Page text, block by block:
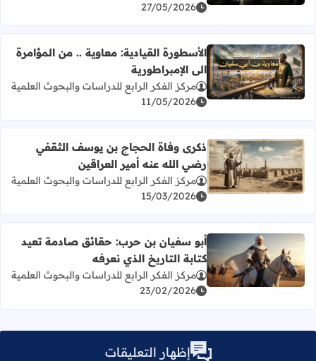
27/05/2026
اقرأ المزيد عن الأسطورة القيادية: معاوية .. من المؤامرة الى
الأسطورة القيادية: معاوية .. من المؤامرة
الى الإمبراطورية
مركز الفكر الرابع للدراسات والبحوث العلمية
11/05/2026
اقرأ المزيد عن ذكرى وفاة الحجاج بن يوسف الثقفي رضي الله
ذكرى وفاة الحجاج بن يوسف الثقفي
رضي الله عنه أمير العراقين
مركز الفكر الرابع للدراسات والبحوث العلمية
15/03/2026
اقرأ المزيد عن أبو سفيان بن حرب: حقائق صادمة تعيد كتابة
أبو سفيان بن حرب: حقائق صادمة تعيد
كتابة التاريخ الذي نعرفه
مركز الفكر الرابع للدراسات والبحوث العلمية
23/02/2026
إظهار التعليقات